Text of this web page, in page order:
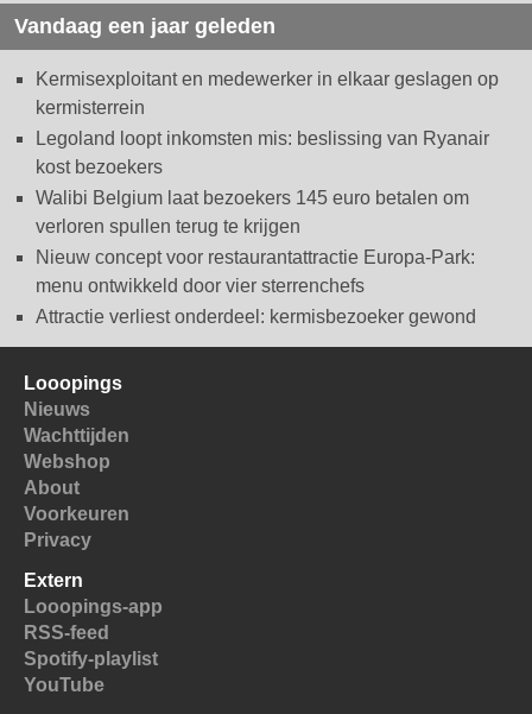
Vandaag een jaar geleden
Kermisexploitant en medewerker in elkaar geslagen op
kermisterrein
Legoland loopt inkomsten mis: beslissing van Ryanair
kost bezoekers
Walibi Belgium laat bezoekers 145 euro betalen om
verloren spullen terug te krijgen
Nieuw concept voor restaurantattractie Europa-Park:
menu ontwikkeld door vier sterrenchefs
Attractie verliest onderdeel: kermisbezoeker gewond
Looopings
Nieuws
Wachttijden
Webshop
About
Voorkeuren
Privacy
Extern
Looopings-app
RSS-feed
Spotify-playlist
YouTube